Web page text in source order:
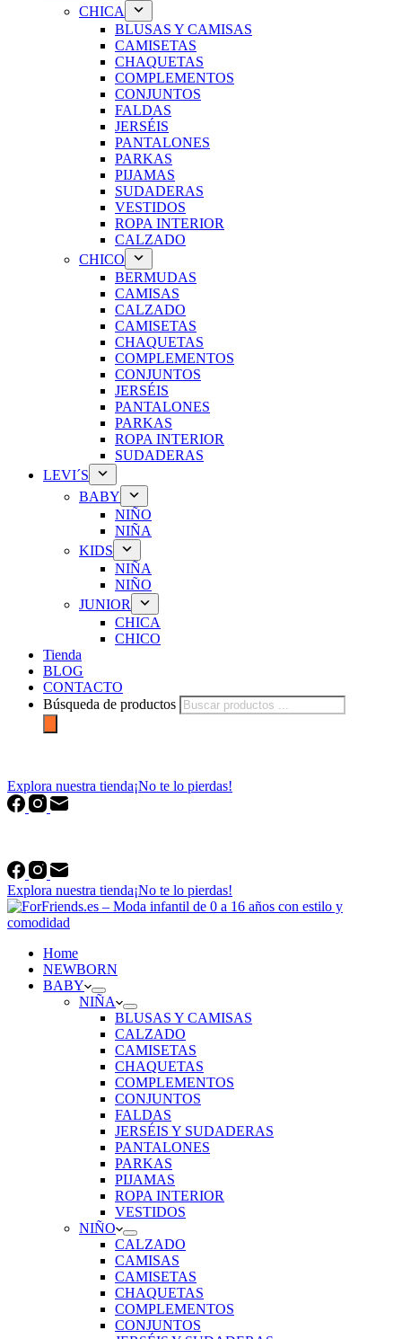
CHICA
BLUSAS Y CAMISAS
CAMISETAS
CHAQUETAS
COMPLEMENTOS
CONJUNTOS
FALDAS
JERSÉIS
PANTALONES
PARKAS
PIJAMAS
SUDADERAS
VESTIDOS
ROPA INTERIOR
CALZADO
CHICO
BERMUDAS
CAMISAS
CALZADO
CAMISETAS
CHAQUETAS
COMPLEMENTOS
CONJUNTOS
JERSÉIS
PANTALONES
PARKAS
ROPA INTERIOR
SUDADERAS
LEVI´S
BABY
NIÑO
NIÑA
KIDS
NIÑA
NIÑO
JUNIOR
CHICA
CHICO
Tienda
BLOG
CONTACTO
Búsqueda de productos
Explora nuestra tienda¡No te lo pierdas!
Explora nuestra tienda¡No te lo pierdas!
Home
NEWBORN
BABY
NIÑA
BLUSAS Y CAMISAS
CALZADO
CAMISETAS
CHAQUETAS
COMPLEMENTOS
CONJUNTOS
FALDAS
JERSÉIS Y SUDADERAS
PANTALONES
PARKAS
PIJAMAS
ROPA INTERIOR
VESTIDOS
NIÑO
CALZADO
CAMISAS
CAMISETAS
CHAQUETAS
COMPLEMENTOS
CONJUNTOS